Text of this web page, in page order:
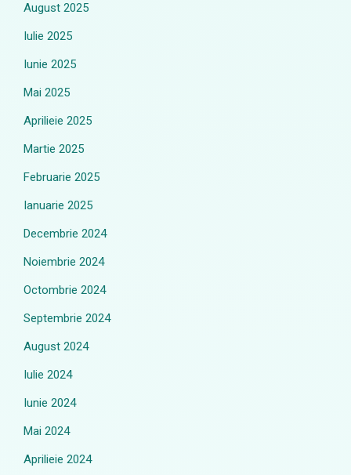
August 2025
Iulie 2025
Iunie 2025
Mai 2025
Aprilieie 2025
Martie 2025
Februarie 2025
Ianuarie 2025
Decembrie 2024
Noiembrie 2024
Octombrie 2024
Septembrie 2024
August 2024
Iulie 2024
Iunie 2024
Mai 2024
Aprilieie 2024